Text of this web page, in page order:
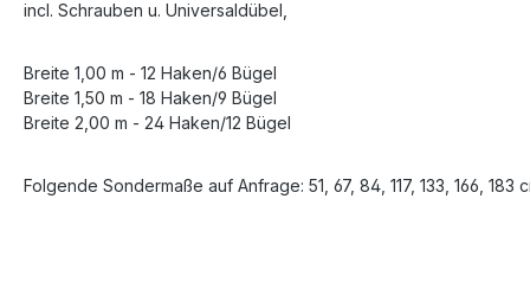
incl. Schrauben u. Universaldübel,
Breite 1,00 m - 12 Haken/6 Bügel
Breite 1,50 m - 18 Haken/9 Bügel
Breite 2,00 m - 24 Haken/12 Bügel
Folgende Sondermaße auf Anfrage: 51, 67, 84, 117, 133, 166, 183